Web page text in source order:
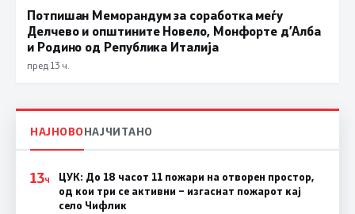
Потпишан Меморандум за соработка меѓу
Делчево и општините Новело, Монфорте д’Алба
и Родино од Република Италија
пред 13 ч.
НАЈНОВОНАЈЧИТАНО
13Ч
ЦУК: До 18 часот 11 пожари на отворен простор,
од кои три се активни – изгаснат пожарот кај
село Чифлик